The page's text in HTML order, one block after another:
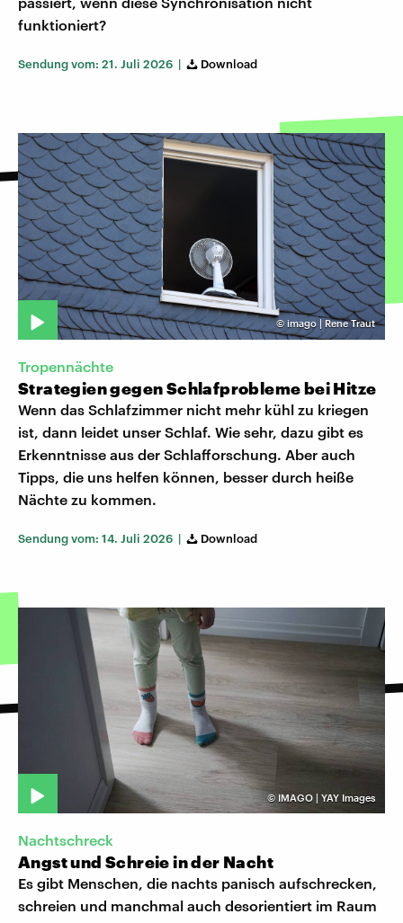
funktioniert?
Sendung vom: 21. Juli 2026 | Download
© imago | Rene Traut
Tropennächte
Strategien gegen Schlafprobleme bei Hitze
Wenn das Schlafzimmer nicht mehr kühl zu kriegen
ist, dann leidet unser Schlaf. Wie sehr, dazu gibt es
Erkenntnisse aus der Schlafforschung. Aber auch
Tipps, die uns helfen können, besser durch heiße
Nächte zu kommen.
Sendung vom: 14. Juli 2026 | Download
© IMAGO | YAY Images
Nachtschreck
Angst und Schreie in der Nacht
Es gibt Menschen, die nachts panisch aufschrecken,
schreien und manchmal auch desorientiert im Raum